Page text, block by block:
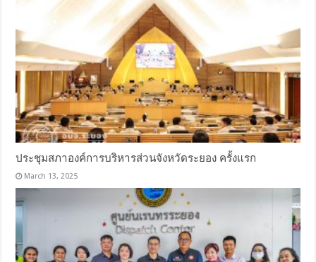
ประชุมสภาองค์การบริหารส่วนจังหวัดระยอง ครั้งแรก
March 13, 2025